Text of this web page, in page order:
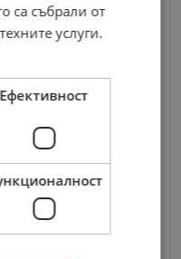
са събрали от
услуги.
Ефективност